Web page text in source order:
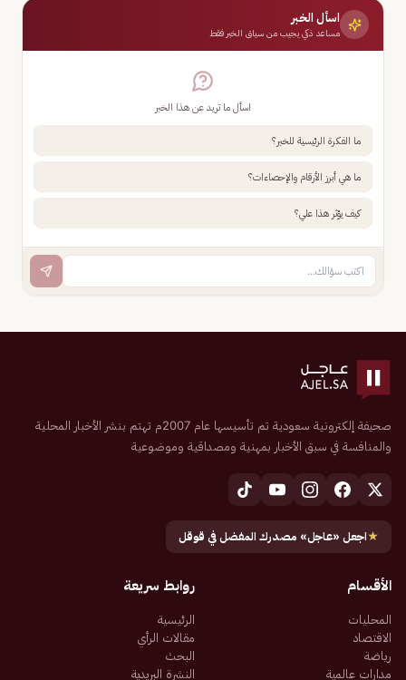
اسأل الخبر
مساعد ذكي يجيب من سياق الخبر فقط
اسأل ما تريد عن هذا الخبر
ما الفكرة الرئيسية للخبر؟
ما هي أبرز الأرقام والإحصاءات؟
كيف يؤثر هذا علي؟
صحيفة إلكترونية سعودية تم تأسيسها عام 2007م تهتم بنشر الأخبار المحلية
والمنافسة في سبق الأخبار بمهنية ومصداقية وموضوعية
★اجعل «عاجل» مصدرك المفضل في قوقل
الأقسام
المحليات
الاقتصاد
رياضة
مدارات عالمية
روابط سريعة
الرئيسية
مقالات الرأي
البحث
النشرة البريدية